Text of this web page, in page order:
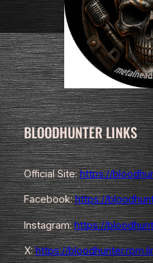
BLOODHUNTER LINKS
Official Site:https://
Facebook:https://
Instagram:https://
X:https://